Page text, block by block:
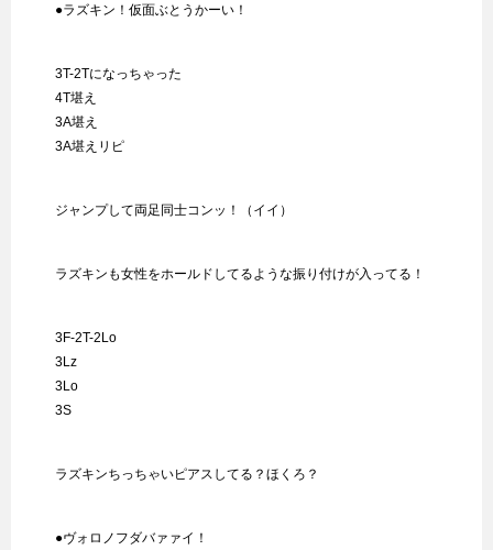
●ラズキン！仮面ぶとうかーい！
3T-2Tになっちゃった
4T堪え
3A堪え
3A堪えリピ
ジャンプして両足同士コンッ！（イイ）
ラズキンも女性をホールドしてるような振り付けが入ってる！
3F-2T-2Lo
3Lz
3Lo
3S
ラズキンちっちゃいピアスしてる？ほくろ？
●ヴォロノフダバァァイ！